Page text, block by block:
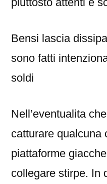
Bensi lascia
sono fatti
soldi
Nell’eventualita
catturare qualcuna
piattaforme
collegare stirpe. In